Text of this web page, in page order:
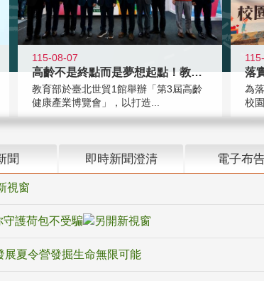
115-08-07
高齡不是終點而是夢想起點！教育部打
教育部於臺北世貿1館舉辦「第3屆高齡
健康產業博覽會」，以打造...
為
校
聞 即時新聞澄清 電子布
守護荷包不受騙
展夏令營發掘生命無限可能